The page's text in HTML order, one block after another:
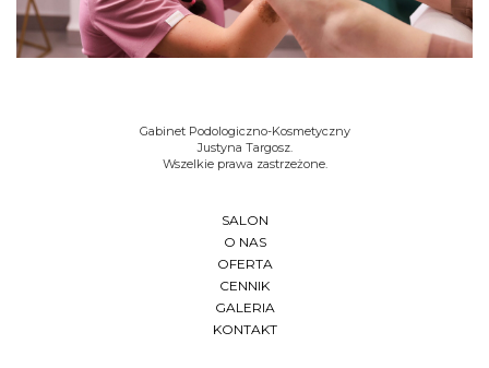
Gabinet Podologiczno-Kosmetyczny
Justyna Targosz.
Wszelkie prawa zastrzeżone.
SALON
O NAS
OFERTA
CENNIK
GALERIA
KONTAKT